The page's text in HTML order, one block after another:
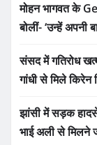
मोहन भागवत के
बोलीं- ‘उन्हें अपनी
संसद में गतिरोध
गांधी से मिले किरेन
झांसी में सड़क
भाई अली से मिलने